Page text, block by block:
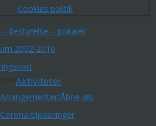
Cookies politik
– bestyrelse – pokaler
2002-2010
Aktiviteter
Arrangementer/Åbne løb
Corona-tilpasninger